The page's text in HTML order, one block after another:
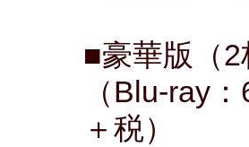
■豪華版（
（Blu-ray
＋税）